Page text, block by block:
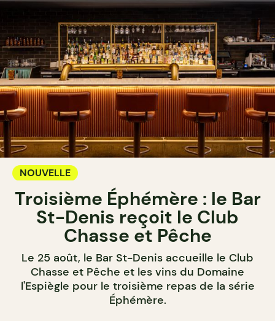
NOUVELLE
Troisième Éphémère : le Bar
St-Denis reçoit le Club
Chasse et Pêche
Le 25 août, le Bar St-Denis accueille le Club
Chasse et Pêche et les vins du Domaine
l'Espiègle pour le troisième repas de la série
Éphémère.